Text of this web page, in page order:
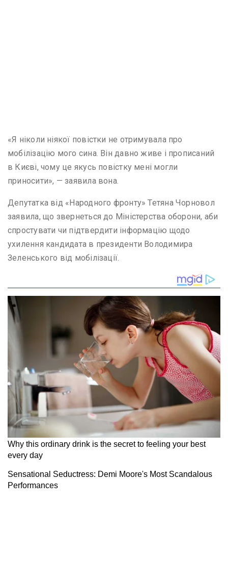
«Я ніколи ніякої повістки не отримувала про
мобілізацію мого сина. Він давно живе і прописаний
в Києві, чому це якусь повістку мені могли
приносити», — заявила вона.
Депутатка від «Народного фронту» Тетяна Чорновол
заявила, що звернеться до Міністерства оборони, аби
спростувати чи підтвердити інформацію щодо
ухилення кандидата в президенти Володимира
Зеленського від мобілізації.